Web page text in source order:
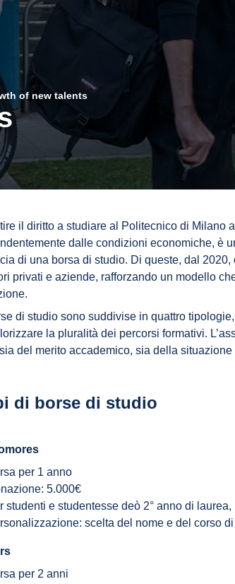
of new talents
il diritto a studiare al Politecnico di Milano
dalle condizioni economiche, è
di una borsa di studio. Di queste, dal
privati e aziende, rafforzando un modello
di studio sono suddivise in quattro
la pluralità dei percorsi formativi.
del merito accademico, sia della
di borse di studio
per 1 anno
5.000€
studenti e studentesse deò 2° anno di
scelta del nome e del corso
per 2 anni